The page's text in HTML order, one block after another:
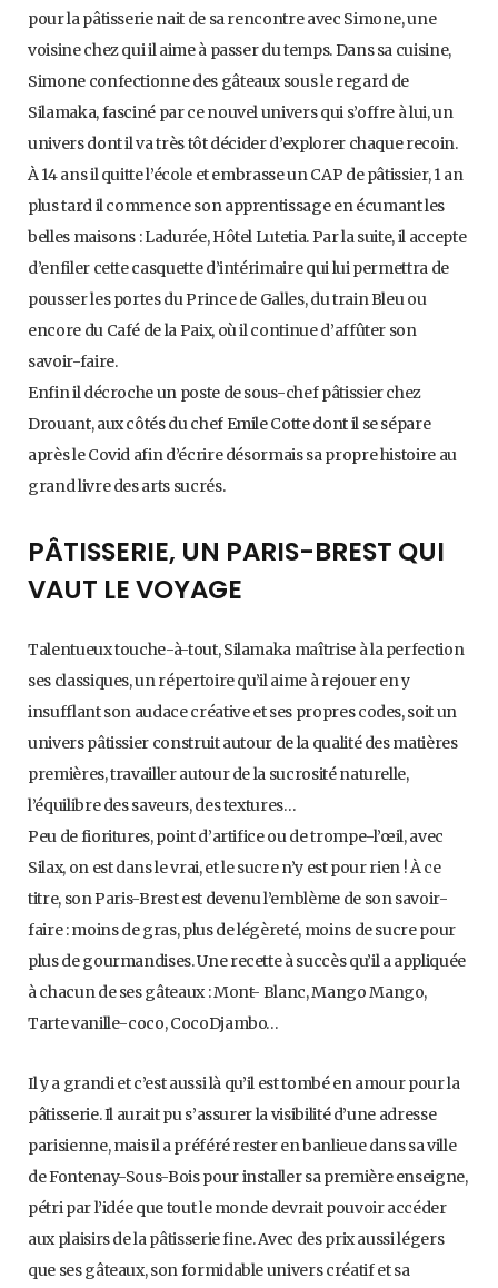
pour la pâtisserie nait de sa rencontre avec Simone, une
voisine chez qui il aime à passer du temps. Dans sa cuisine,
Simone confectionne des gâteaux sous le regard de
Silamaka, fasciné par ce nouvel univers qui s’offre à lui, un
univers dont il va très tôt décider d’explorer chaque recoin.
À 14 ans il quitte l’école et embrasse un CAP de pâtissier, 1 an
plus tard il commence son apprentissage en écumant les
belles maisons : Ladurée, Hôtel Lutetia. Par la suite, il accepte
d’enfiler cette casquette d’intérimaire qui lui permettra de
pousser les portes du Prince de Galles, du train Bleu ou
encore du Café de la Paix, où il continue d’affûter son
savoir-faire.
Enfin il décroche un poste de sous-chef pâtissier chez
Drouant, aux côtés du chef Emile Cotte dont il se sépare
après le Covid afin d’écrire désormais sa propre histoire au
grand livre des arts sucrés.
PÂTISSERIE, UN PARIS-BREST QUI
VAUT LE VOYAGE
Talentueux touche-à-tout, Silamaka maîtrise à la perfection
ses classiques, un répertoire qu’il aime à rejouer en y
insufflant son audace créative et ses propres codes, soit un
univers pâtissier construit autour de la qualité des matières
premières, travailler autour de la sucrosité naturelle,
l’équilibre des saveurs, des textures…
Peu de fioritures, point d’artifice ou de trompe-l’œil, avec
Silax, on est dans le vrai, et le sucre n’y est pour rien ! À ce
titre, son Paris-Brest est devenu l’emblème de son savoir-
faire : moins de gras, plus de légèreté, moins de sucre pour
plus de gourmandises. Une recette à succès qu’il a appliquée
à chacun de ses gâteaux : Mont- Blanc, Mango Mango,
Tarte vanille-coco, CocoDjambo…
Il y a grandi et c’est aussi là qu’il est tombé en amour pour la
pâtisserie. Il aurait pu s’assurer la visibilité d’une adresse
parisienne, mais il a préféré rester en banlieue dans sa ville
de Fontenay-Sous-Bois pour installer sa première enseigne,
pétri par l’idée que tout le monde devrait pouvoir accéder
aux plaisirs de la pâtisserie fine. Avec des prix aussi légers
que ses gâteaux, son formidable univers créatif et sa